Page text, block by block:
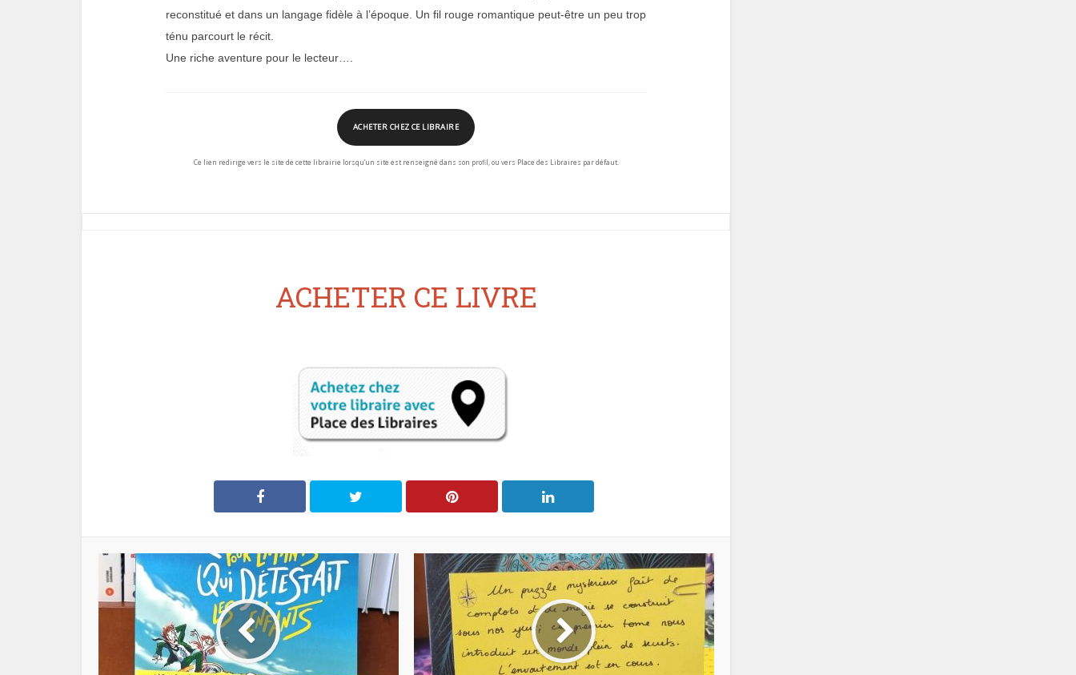
reconstitué et dans un langage fidèle à l’époque. Un fil rouge romantique peut-être un peu trop
ténu parcourt le récit.
Une riche aventure pour le lecteur….
ACHETER CHEZ CE LIBRAIRE
Ce lien redirige vers le site de cette librairie lorsqu’un site est renseigné dans son profil, ou vers Place des Libraires par défaut.
ACHETER CE LIVRE